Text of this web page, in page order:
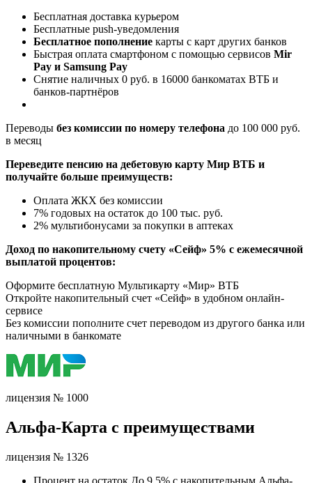
Бесплатная доставка курьером
Бесплатные push-уведомления
Бесплатное пополнение карты с карт других банков
Быстрая оплата смартфоном с помощью сервисов Mir
Pay и Samsung Pay
Снятие наличных 0 руб. в 16000 банкоматах ВТБ и
банков-партнёров
Переводы без комиссии по номеру телефона до 100 000 руб.
в месяц
Переведите пенсию на дебетовую карту Мир ВТБ и
получайте больше преимуществ:
Оплата ЖКХ без комиссии
7% годовых на остаток до 100 тыс. руб.
2% мультибонусами за покупки в аптеках
Доход по накопительному счету «Сейф» 5% с ежемесячной
выплатой процентов:
Оформите бесплатную Мультикарту «Мир» ВТБ
Откройте накопительный счет «Сейф» в удобном онлайн-
сервисе
Без комиссии пополните счет переводом из другого банка или
наличными в банкомате
лицензия № 1000
Альфа-Карта с преимуществами
лицензия № 1326
Процент на остаток До 9,5% с накопительным Альфа-